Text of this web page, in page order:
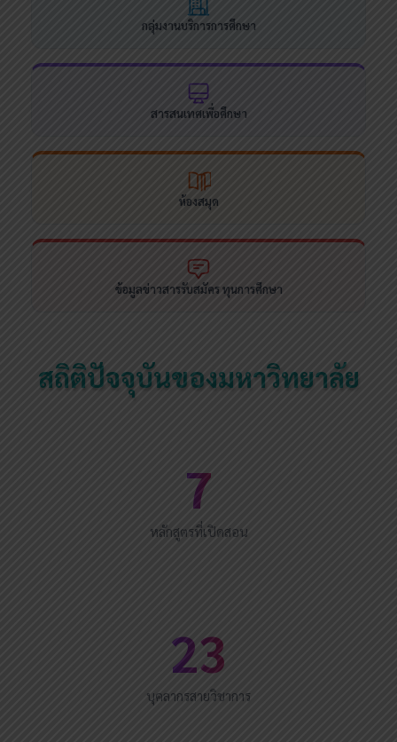
กลุ่มงานบริการการศึกษา
สารสนเทศเพื่อศึกษา
ห้องสมุด
ข้อมูลข่าวสารรับสมัคร ทุนการศึกษา
สถิติปัจจุบันของมหาวิทยาลัย
7
หลักสูตรที่เปิดสอน
23
บุคลากรสายวิชาการ